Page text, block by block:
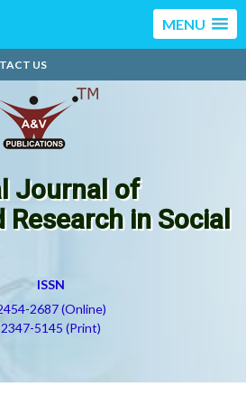
MENU
US
Journal of
Research in Social
ISSN
2687 (Online)
2347-5145 (Print)